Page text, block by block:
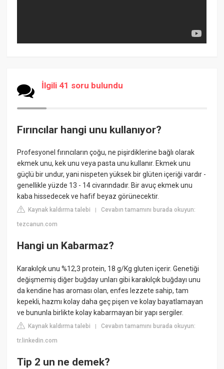
İlgili 41 soru bulundu
Fırıncılar hangi unu kullanıyor?
Profesyonel fırıncıların çoğu, ne pişirdiklerine bağlı olarak
ekmek unu, kek unu veya pasta unu kullanır. Ekmek unu
güçlü bir undur, yani nispeten yüksek bir glüten içeriği vardır -
genellikle yüzde 13 - 14 civarındadır. Bir avuç ekmek unu
kaba hissedecek ve hafif beyaz görünecektir.
Kaynak kaldırma talebi |Cevabın tamamını burada okuyun:
tezcanun.com
Hangi un Kabarmaz?
Karakılçık unu %12,3 protein, 18 g/Kg gluten içerir. Genetiği
değişmemiş diğer buğday unları gibi karakılçık buğdayı unu
da kendine has aroması olan, enfes lezzete sahip, tam
kepekli, hazmı kolay daha geç pişen ve kolay bayatlamayan
ve bununla birlikte kolay kabarmayan bir yapı sergiler.
Kaynak kaldırma talebi |Cevabın tamamını burada okuyun:
tr.linkedin.com
Tip 2 un ne demek?